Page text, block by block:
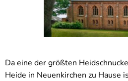
Da eine der größten
Heide in Neuenkirchen zu Hause